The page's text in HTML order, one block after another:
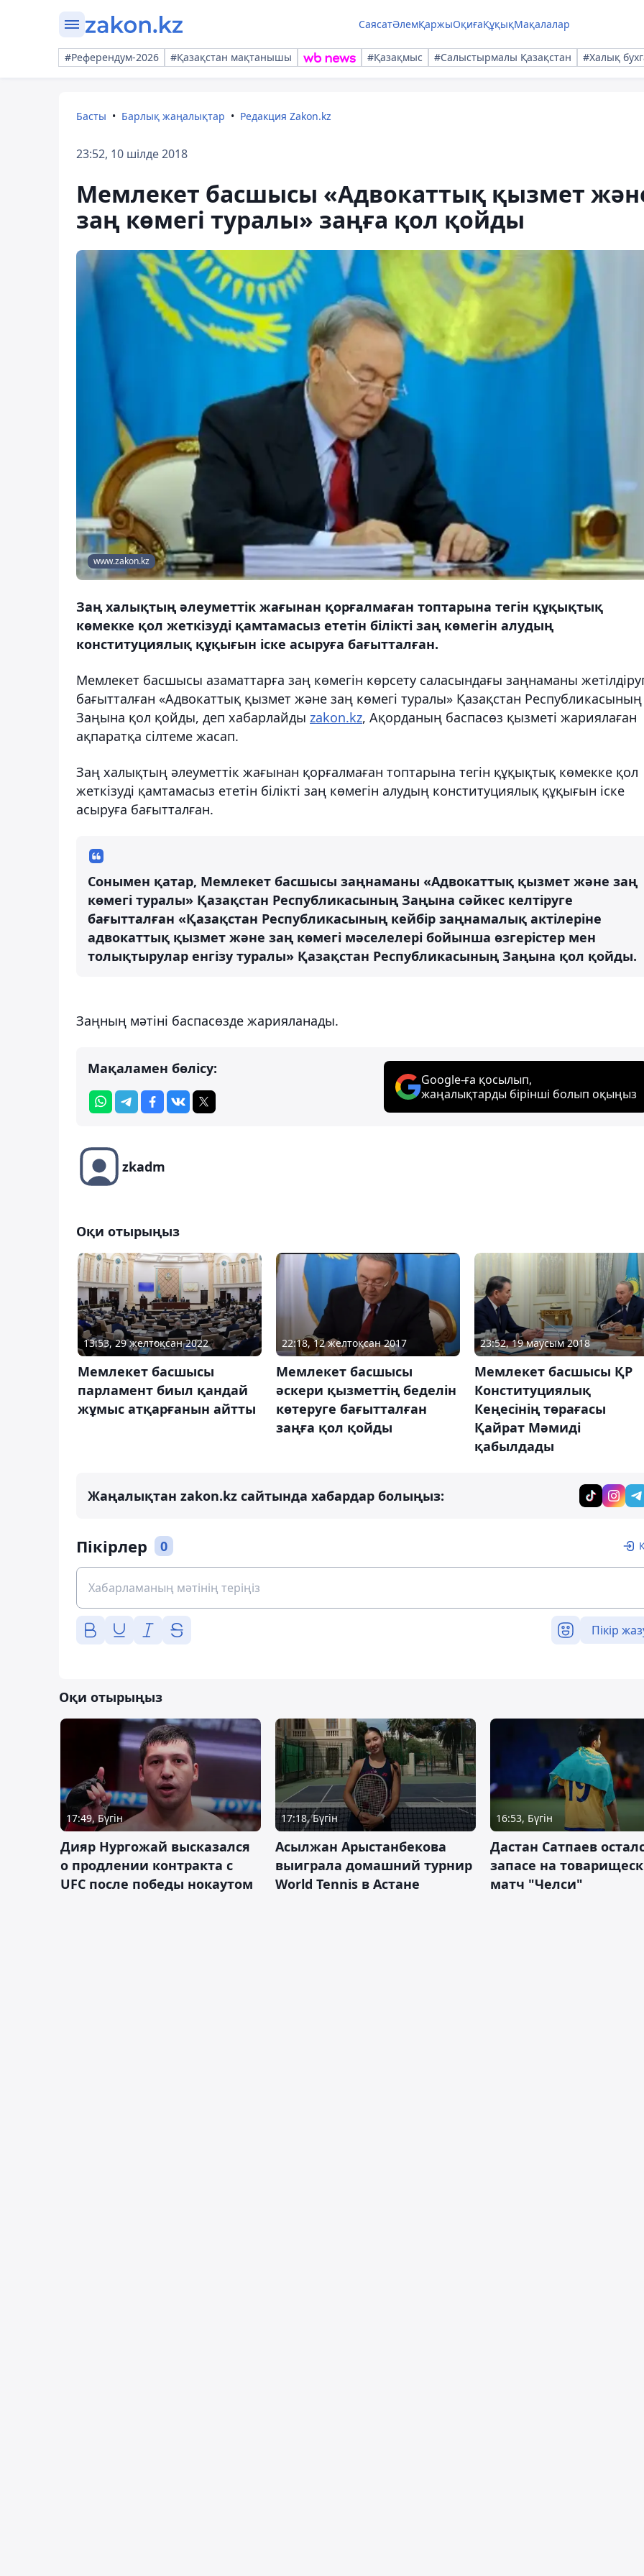
СаясатӘлемҚаржыОқиғаҚұқықМақалалар
#Референдум-2026 #Қазақстан мақтанышы #Қазақмыс #Салыстырмалы Қазақстан #Халық
Басты Барлық жаңалықтар Редакция Zakon.kz
23:52, 10 шілде 2018
Мемлекет басшысы «Адвокаттық қызмет
заң көмегі туралы» заңға қол қойды
www.zakon.kz
Заң халықтың әлеуметтік жағынан қорғалмаған топтарына тегін құқықтық
көмекке қол жеткізуді қамтамасыз ететін білікті заң көмегін алудың
конституциялық құқығын іске асыруға бағытталған.
Мемлекет басшысы азаматтарға заң көмегін көрсету саласындағы заңнаманы
бағытталған «Адвокаттық қызмет және заң көмегі туралы» Қазақстан Республикасының
Заңына қол қойды, деп хабарлайды zakon.kz, Ақорданың баспасөз қызметі жариялаған
ақпаратқа сілтеме жасап.
Заң халықтың әлеуметтік жағынан қорғалмаған топтарына тегін құқықтық көмекке қол
жеткізуді қамтамасыз ететін білікті заң көмегін алудың конституциялық құқығын іске
асыруға бағытталған.
Сонымен қатар, Мемлекет басшысы заңнаманы «Адвокаттық қызмет және заң
көмегі туралы» Қазақстан Республикасының Заңына сәйкес келтіруге
бағытталған «Қазақстан Республикасының кейбір заңнамалық актілеріне
адвокаттық қызмет және заң көмегі мәселелері бойынша өзгерістер мен
толықтырулар енгізу туралы» Қазақстан Республикасының Заңына қол қойды.
Заңның мәтіні баспасөзде жарияланады.
Мақаламен бөлісу:
Google-ға қосылып,
жаңалықтарды бірінші болып оқыңыз
zkadm
Оқи отырыңыз
13:53, 29 желтоқсан 2022
Мемлекет басшысы
парламент биыл қандай
жұмыс атқарғанын айтты
22:18, 12 желтоқсан 2017
Мемлекет басшысы
әскери қызметтің беделін
көтеруге бағытталған
заңға қол қойды
23:52, 19 маусым 2018
Мемлекет басшысы ҚР
Конституциялық
Кеңесінің төрағасы
Қайрат Мәмиді
қабылдады
Жаңалықтан zakon.kz сайтында хабардар болыңыз:
Пікірлер 0
Пікір
Оқи отырыңыз
17:49, Бүгін
Дияр Нургожай высказался
о продлении контракта с
UFC после победы нокаутом
17:18, Бүгін
Асылжан Арыстанбекова
выиграла домашний турнир
World Tennis в Астане
16:53, Бүгін
Дастан Сатпаев
запасе на
матч "Челси"